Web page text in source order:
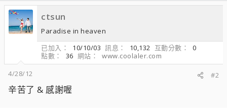
ctsun
Paradise in heaven
已加入
10/10/03 訊息 10,132 互動分數
0
點數
36 網站
www.coolaler.com
4/28/12
#2
辛苦了 & 感謝喔